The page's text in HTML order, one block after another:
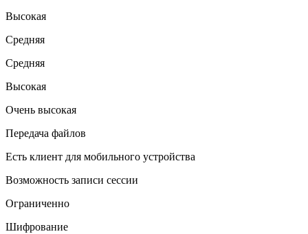
Высокая
Средняя
Средняя
Высокая
Очень высокая
Передача файлов
Есть клиент для мобильного устройства
Возможность записи сессии
Ограниченно
Шифрование